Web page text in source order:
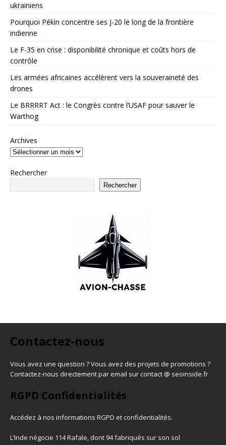
ukrainiens
Pourquoi Pékin concentre ses J-20 le long de la frontière
indienne
Le F-35 en crise : disponibilité chronique et coûts hors de
contrôle
Les armées africaines accélèrent vers la souveraineté des
drones
Le BRRRRT Act : le Congrès contre l’USAF pour sauver le
Warthog
Archives
Rechercher
Rechercher
Contactez-nous
Vous avez une question ? Vous avez des projets de promotions ?
Contactez-nous directement par email sur contact @ seoinside.fr
RGPD Confidentialités
Accédez à nos informations RGPD et confidentialités.
L’Inde négocie 114 Rafale, dont 94 fabriqués sur son sol